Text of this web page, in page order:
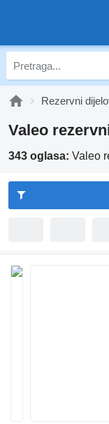
Rezervni
Valeo
343 oglasa: Valeo